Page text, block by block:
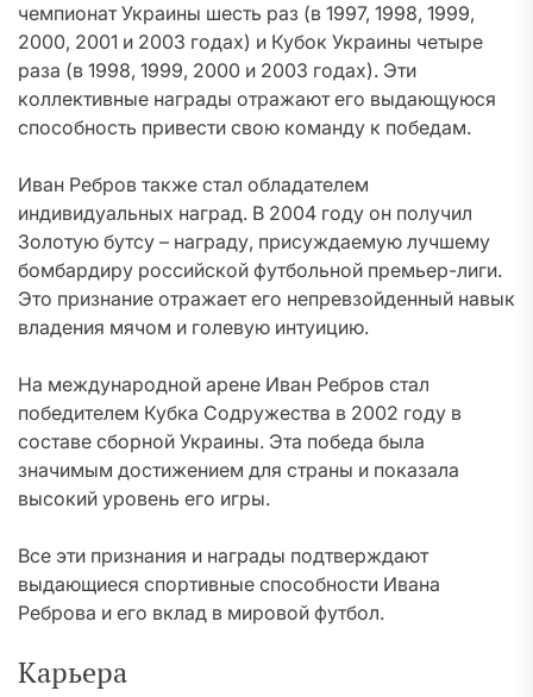
чемпионат Украины шесть раз (в 1997, 1998, 1999,
2000, 2001 и 2003 годах) и Кубок Украины четыре
раза (в 1998, 1999, 2000 и 2003 годах). Эти
коллективные награды отражают его выдающуюся
способность привести свою команду к победам.
Иван Ребров также стал обладателем
индивидуальных наград. В 2004 году он получил
Золотую бутсу – награду, присуждаемую лучшему
бомбардиру российской футбольной премьер-лиги.
Это признание отражает его непревзойденный навык
владения мячом и голевую интуицию.
На международной арене Иван Ребров стал
победителем Кубка Содружества в 2002 году в
составе сборной Украины. Эта победа была
значимым достижением для страны и показала
высокий уровень его игры.
Все эти признания и награды подтверждают
выдающиеся спортивные способности Ивана
Реброва и его вклад в мировой футбол.
Карьера